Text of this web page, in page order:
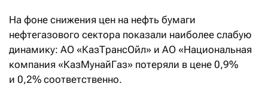
На фоне снижения цен на нефть бумаги
нефтегазового сектора показали наиболее слабую
динамику: АО «КазТрансОйл» и АО «Национальная
компания «КазМунайГаз» потеряли в цене 0,9%
и 0,2% соответственно.